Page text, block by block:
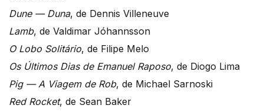
Dune — Duna, de Dennis Villeneuve
Lamb, de Valdimar Jóhannsson
O Lobo Solitário, de Filipe Melo
Os Últimos Dias de Emanuel Raposo, de Diogo Lima
Pig — A Viagem de Rob, de Michael Sarnoski
Red Rocket, de Sean Baker